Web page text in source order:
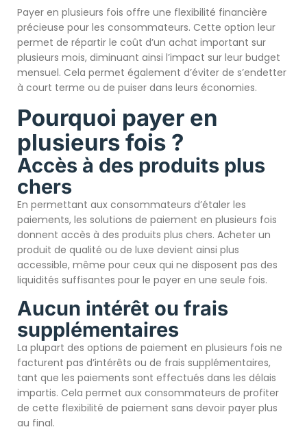
Payer en plusieurs fois offre une flexibilité financière
précieuse pour les consommateurs. Cette option leur
permet de répartir le coût d’un achat important sur
plusieurs mois, diminuant ainsi l’impact sur leur budget
mensuel. Cela permet également d’éviter de s’endetter
à court terme ou de puiser dans leurs économies.
Pourquoi payer en
plusieurs fois ?
Accès à des produits plus
chers
En permettant aux consommateurs d’étaler les
paiements, les solutions de paiement en plusieurs fois
donnent accès à des produits plus chers. Acheter un
produit de qualité ou de luxe devient ainsi plus
accessible, même pour ceux qui ne disposent pas des
liquidités suffisantes pour le payer en une seule fois.
Aucun intérêt ou frais
supplémentaires
La plupart des options de paiement en plusieurs fois ne
facturent pas d’intérêts ou de frais supplémentaires,
tant que les paiements sont effectués dans les délais
impartis. Cela permet aux consommateurs de profiter
de cette flexibilité de paiement sans devoir payer plus
au final.